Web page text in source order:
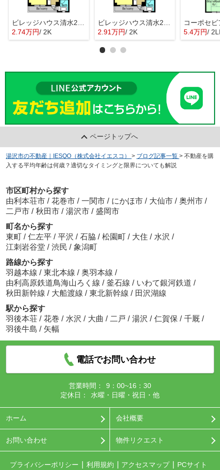
ビレッジハウス清水2号棟
2.74万円/ 2K
ビレッジハウス清水2号棟
2.91万円/ 2K
コーポセ
5.4万円/
ページトップへ
湯沢市の不動産｜IESQO（株式会社イエスコ） > ブログ記事一覧 > 不動産を購
入する平均年齢は何歳？適切なタイミングと限界についても解説
市区町村から探す
由利本荘市 / 花巻市 / 一関市 / にかほ市 / 大仙市 / 奥州市 /
二戸市 / 秋田市 / 湯沢市 / 盛岡市
町名から探す
東町 / 仁左平 / 平沢 / 石脇 / 松園町 / 大住 / 水沢 /
江刺岩谷堂 / 渋民 / 象潟町
路線から探す
羽越本線 / 東北本線 / 奥羽本線 /
由利高原鉄道鳥海山ろく線 / 釜石線 / いわて銀河鉄道 /
秋田新幹線 / 大船渡線 / 東北新幹線 / 田沢湖線
駅から探す
羽後本荘 / 花巻 / 水沢 / 大曲 / 二戸 / 湯沢 / 仁賀保 / 千厩 /
羽後牛島 / 矢幅
電話でお問い合わせ
営業時間：
9：00~16：30
定休日：
水曜・日曜・祝日・他
ホーム 会社概要
お問い合わせ 物件リクエスト
プライバシーポリシー 利用規約 アクセスマップ PCサイト